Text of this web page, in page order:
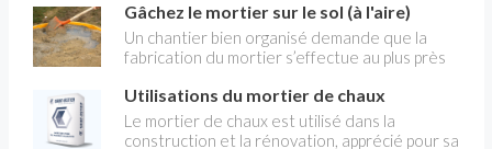
Gâchez le mortier sur le sol (à l'aire)
Un chantier bien organisé demande que la
fabrication du mortier s’effectue au plus près
quantité modérée de mortier, il est possible de
le gâcher sur une pelouse, une terrasse ou une
allée, à condition de protéger le sol.
Utilisations du mortier de chaux
Le mortier de chaux est utilisé dans la
construction et la rénovation, apprécié pour sa